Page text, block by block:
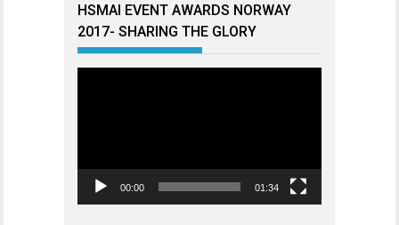
HSMAI EVENT AWARDS NORWAY
2017- SHARING THE GLORY
00:00 01:34